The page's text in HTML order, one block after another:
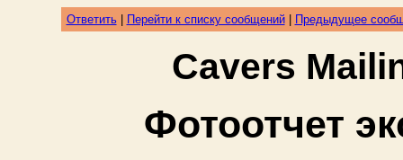
Ответить| Перейти к списку сообщений| Предыдущее
Cavers
Фотоотчет